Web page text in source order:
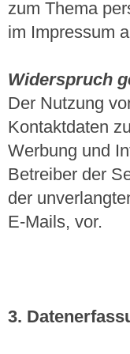
zum Thema
im Impressum
Widerspruch
Der Nutzung
Kontaktdaten
Werbung und
Betreiber der
der
E-Mails, vor.
3.